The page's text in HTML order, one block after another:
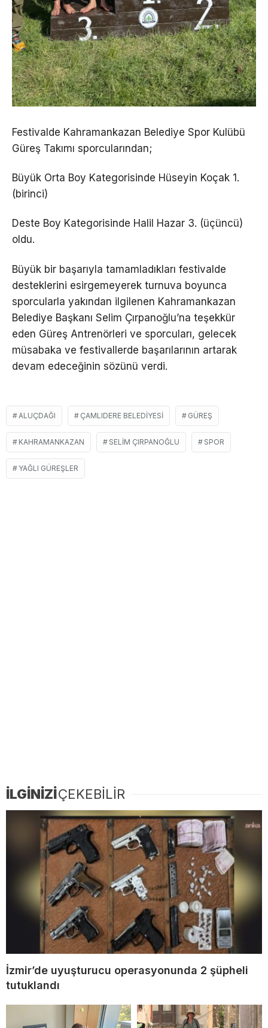
Festivalde Kahramankazan Belediye Spor Kulübü
Güreş Takımı sporcularından;
Büyük Orta Boy Kategorisinde Hüseyin Koçak 1.
(birinci)
Deste Boy Kategorisinde Halil Hazar 3. (üçüncü)
oldu.
Büyük bir başarıyla tamamladıkları festivalde
desteklerini esirgemeyerek turnuva boyunca
sporcularla yakından ilgilenen Kahramankazan
Belediye Başkanı Selim Çırpanoğlu’na teşekkür
eden Güreş Antrenörleri ve sporcuları, gelecek
müsabaka ve festivallerde başarılarının artarak
devam edeceğinin sözünü verdi.
ALUÇDAĞI ÇAMLIDERE BELEDIYESI GÜREŞ
KAHRAMANKAZAN SELIM ÇIRPANOĞLU SPOR
YAĞLI GÜREŞLER
İLGİNİZİÇEKEBİLİR
İzmir’de uyuşturucu operasyonunda 2 şüpheli
tutuklandı